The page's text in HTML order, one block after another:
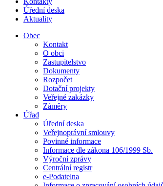
Úřední deska
Aktuality
Obec
Kontakt
O obci
Zastupitelstvo
Dokumenty
Rozpočet
Dotační projekty
Veřejné zakázky
Záměry
Úřad
Úřední deska
Veřejnoprávní smlouvy
Povinné informace
Informace dle zákona 106/1999 Sb.
Výroční zprávy
Centrální registr
e-Podatelna